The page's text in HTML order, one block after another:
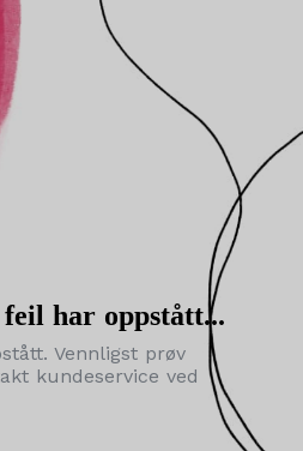
har oppstått...
Vennligst prøv
kundeservice ved